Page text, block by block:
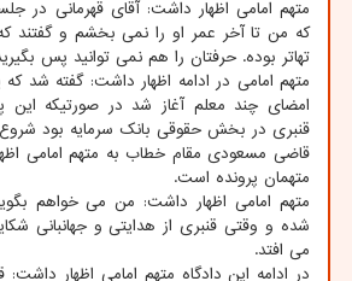
متهم امامی اظهار داشت: آقای قهرمانی در
که من تا آخر عمر او را نمی بخشم و گفتند
تهاتر بوده. حرفتان را هم نمی توانید پس
متهم امامی در ادامه اظهار داشت: گفته شد که
امضای چند معلم آغاز شد در صورتیکه این
قنبری در بخش حقوقی بانک سرمایه بود
قاضی مسعودی مقام خطاب به متهم امامی
متهمان پرونده است.
متهم امامی اظهار داشت: من می خواهم
شده و وقتی قنبری از هدایتی و جهانبانی
می افتد.
در ادامه این دادگاه متهم امامی اظهار